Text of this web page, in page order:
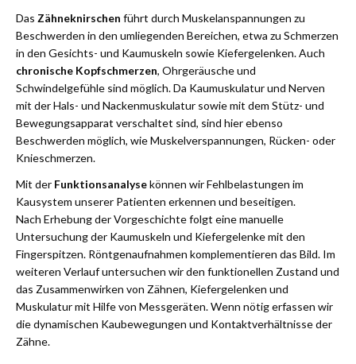
Das Zähneknirschen führt durch Muskelanspannungen zu
Beschwerden in den umliegenden Bereichen, etwa zu Schmerzen
in den Gesichts- und Kaumuskeln sowie Kiefergelenken. Auch
chronische Kopfschmerzen, Ohrgeräusche und
Schwindelgefühle sind möglich. Da Kaumuskulatur und Nerven
mit der Hals- und Nackenmuskulatur sowie mit dem Stütz- und
Bewegungsapparat verschaltet sind, sind hier ebenso
Beschwerden möglich, wie Muskelverspannungen, Rücken- oder
Knieschmerzen.
Mit der Funktionsanalysekönnen wir Fehlbelastungen im
Kausystem unserer Patienten erkennen und beseitigen.
Nach Erhebung der Vorgeschichte folgt eine manuelle
Untersuchung der Kaumuskeln und Kiefergelenke mit den
Fingerspitzen. Röntgenaufnahmen komplementieren das Bild. Im
weiteren Verlauf untersuchen wir den funktionellen Zustand und
das Zusammenwirken von Zähnen, Kiefergelenken und
Muskulatur mit Hilfe von Messgeräten. Wenn nötig erfassen wir
die dynamischen Kaubewegungen und Kontaktverhältnisse der
Zähne.